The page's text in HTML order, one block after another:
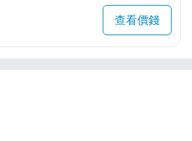
查看價錢